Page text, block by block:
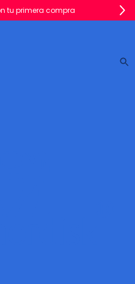
tu primera compra